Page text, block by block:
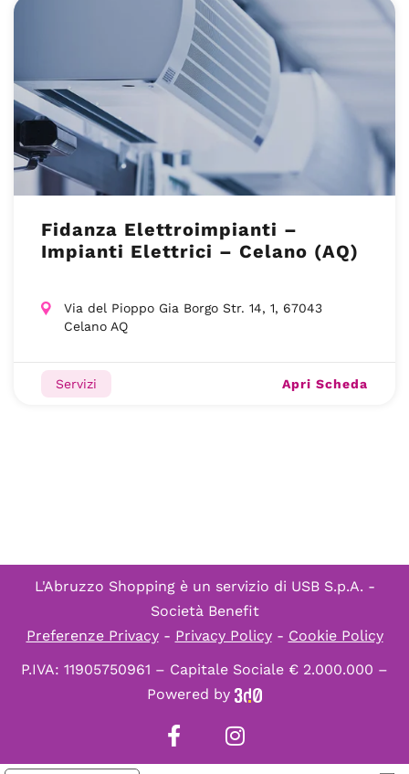
Fidanza Elettroimpianti –
Impianti Elettrici – Celano (AQ)
Via del Pioppo Gia Borgo Str. 14, 1, 67043
Celano AQ
Servizi Apri Scheda
L'Abruzzo Shopping è un servizio di USB S.p.A. -
Società Benefit
Preferenze Privacy- Privacy Policy- Cookie Policy
P.IVA: 11905750961 – Capitale Sociale € 2.000.000 –
Powered by